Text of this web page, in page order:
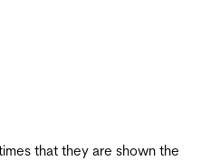
that they are shown the